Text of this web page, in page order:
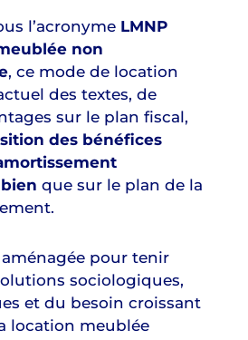
l’acronyme LMNP
non
, ce mode de location
des textes, de
sur le plan fiscal,
des bénéfices
que sur le plan de la
pour tenir
sociologiques,
et du besoin croissant
location meublée